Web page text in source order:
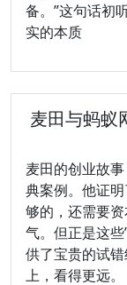
备。”这句话初
实的本质
麦田与蚂蚁
麦田的创业故
典案例。他证
够的，还需要
气。但正是这
供了宝贵的试
上，看得更远。